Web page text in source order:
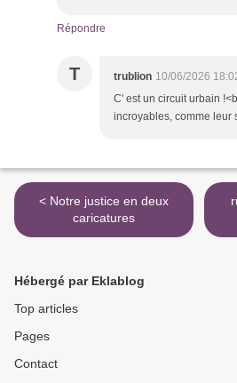
Répondre
T trublion 10/06/2026
C' est un circuit urbain
incroyables, comme leur
< Notre justice en deux
caricatures
Hébergé par Eklablog
Top articles
Pages
Contact